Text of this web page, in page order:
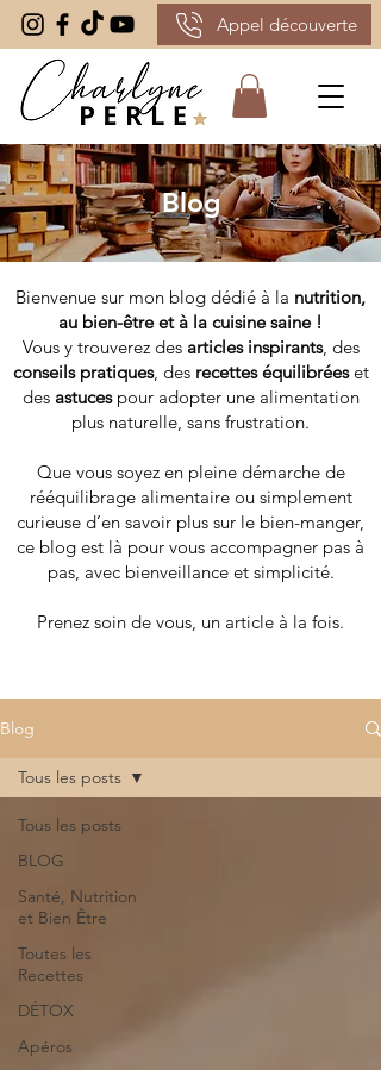
Appel découverte
Blog
Bienvenue sur mon blog dédié à la nutrition,
au bien-être et à la cuisine saine !
Vous y trouverez des articles inspirants, des
conseils pratiques, des recettes équilibréeset
des astuces pour adopter une alimentation
plus naturelle, sans frustration.
Que vous soyez en pleine démarche de
rééquilibrage alimentaire ou simplement
curieuse d’en savoir plus sur le bien-manger,
ce blog est là pour vous accompagner pas à
pas, avec bienveillance et simplicité.
Prenez soin de vous, un article à la fois.
Blog
Tous les posts
BLOG
Santé, Nutrition
et Bien Être
Toutes les
Recettes
DÉTOX
Apéros
Tous les posts